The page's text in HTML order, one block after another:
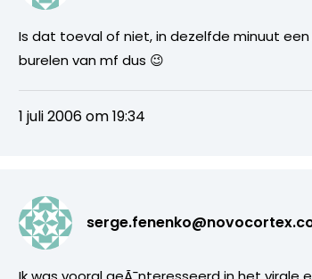
Is dat toeval of niet, in dezelfde minuut
burelen van mf dus 😉
1 juli 2006 om 19:34